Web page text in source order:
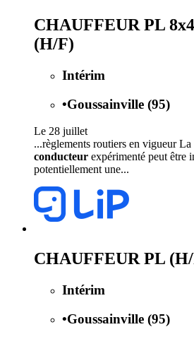
CHAUFFEUR PL
(H/F)
Intérim
•Goussainville (95)
Le 28 juillet
...règlements routiers en vigueur
conducteur expérimenté peut être
potentiellement une...
CHAUFFEUR PL
Intérim
•Goussainville (95)